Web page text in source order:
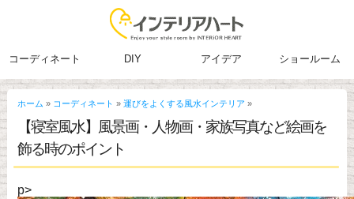
コーディネート DIY アイデア ショールーム
ホーム » コーディネート » 運びをよくする風水インテリア »
【寝室風水】風景画・人物画・家族写真など絵画を
飾る時のポイント
p>